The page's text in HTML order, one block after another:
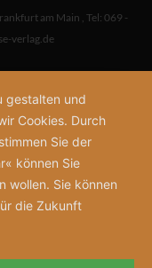
am Main , Tel: 069 -
verlag.de
gestalten und
Cookies. Durch
Sie der
können Sie
wollen. Sie können
die Zukunft